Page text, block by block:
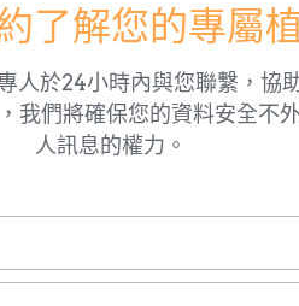
了解您的專屬
人於24小時內與您聯繫，協
我們將確保您的資料安全不
人訊息的權力。